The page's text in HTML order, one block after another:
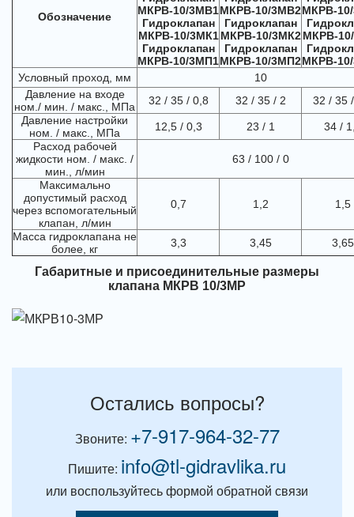
Обозначение
МКРВ-10/3МВ1
Гидроклапан
МКРВ-10/3МК1
Гидроклапан
МКРВ-10/3МП1
МКРВ-10/3МВ2
Гидроклапан
МКРВ-10/3МК2
Гидроклапан
МКРВ-10/3МП2
МКРВ-
МКРВ-
МКРВ-
Условный проход, мм
10
Давление на входе
ном./ мин. / макс., МПа
32 / 35 / 0,8 32 / 35 / 2
32 / 35
Давление настройки
ном. / макс., МПа
12,5 / 0,3 23 / 1
34 /
Расход рабочей
жидкости ном. / макс. /
мин., л/мин
63 / 100 / 0
Максимально
допустимый расход
через вспомогательный
клапан, л/мин
0,7 1,2 1,5
Масса гидроклапана не
более, кг
3,3 3,45 3,65
Габаритные и присоединительные размеры
клапана МКРВ 10/3МР
Остались вопросы?
Звоните: +7-917-964-32-77
Пишите: info@tl-gidravlika.ru
или воспользуйтесь формой обратной связи